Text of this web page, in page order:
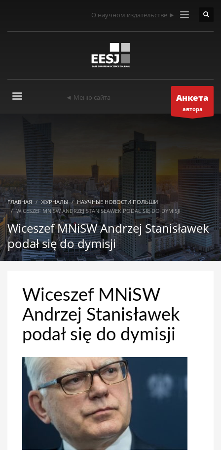
О научном издательстве ►
◄ Меню сайта Анкета
автора
ГЛАВНАЯ ЖУРНАЛЫ
НАУЧНЫЕ НОВОСТИ ПОЛЬШИ
WICESZEF MNISW ANDRZEJ STANISŁAWEK PODAŁ SIĘ DO DYMISJI
Wiceszef MNiSW Andrzej Stanisławek
podał się do dymisji
Wiceszef MNiSW
Andrzej Stanisławek
podał się do dymisji